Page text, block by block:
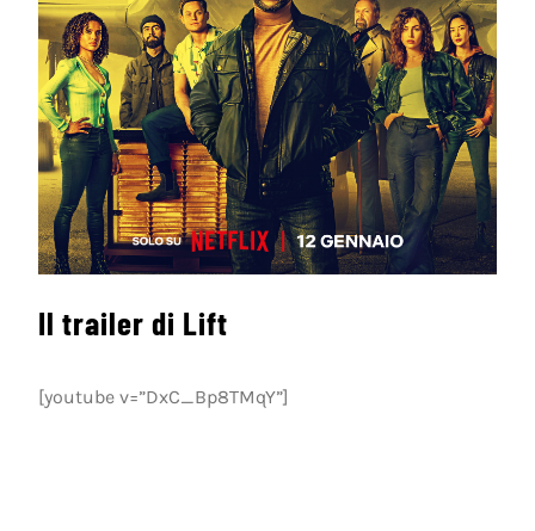
Il trailer di Lift
[youtube v=”DxC_Bp8TMqY”]